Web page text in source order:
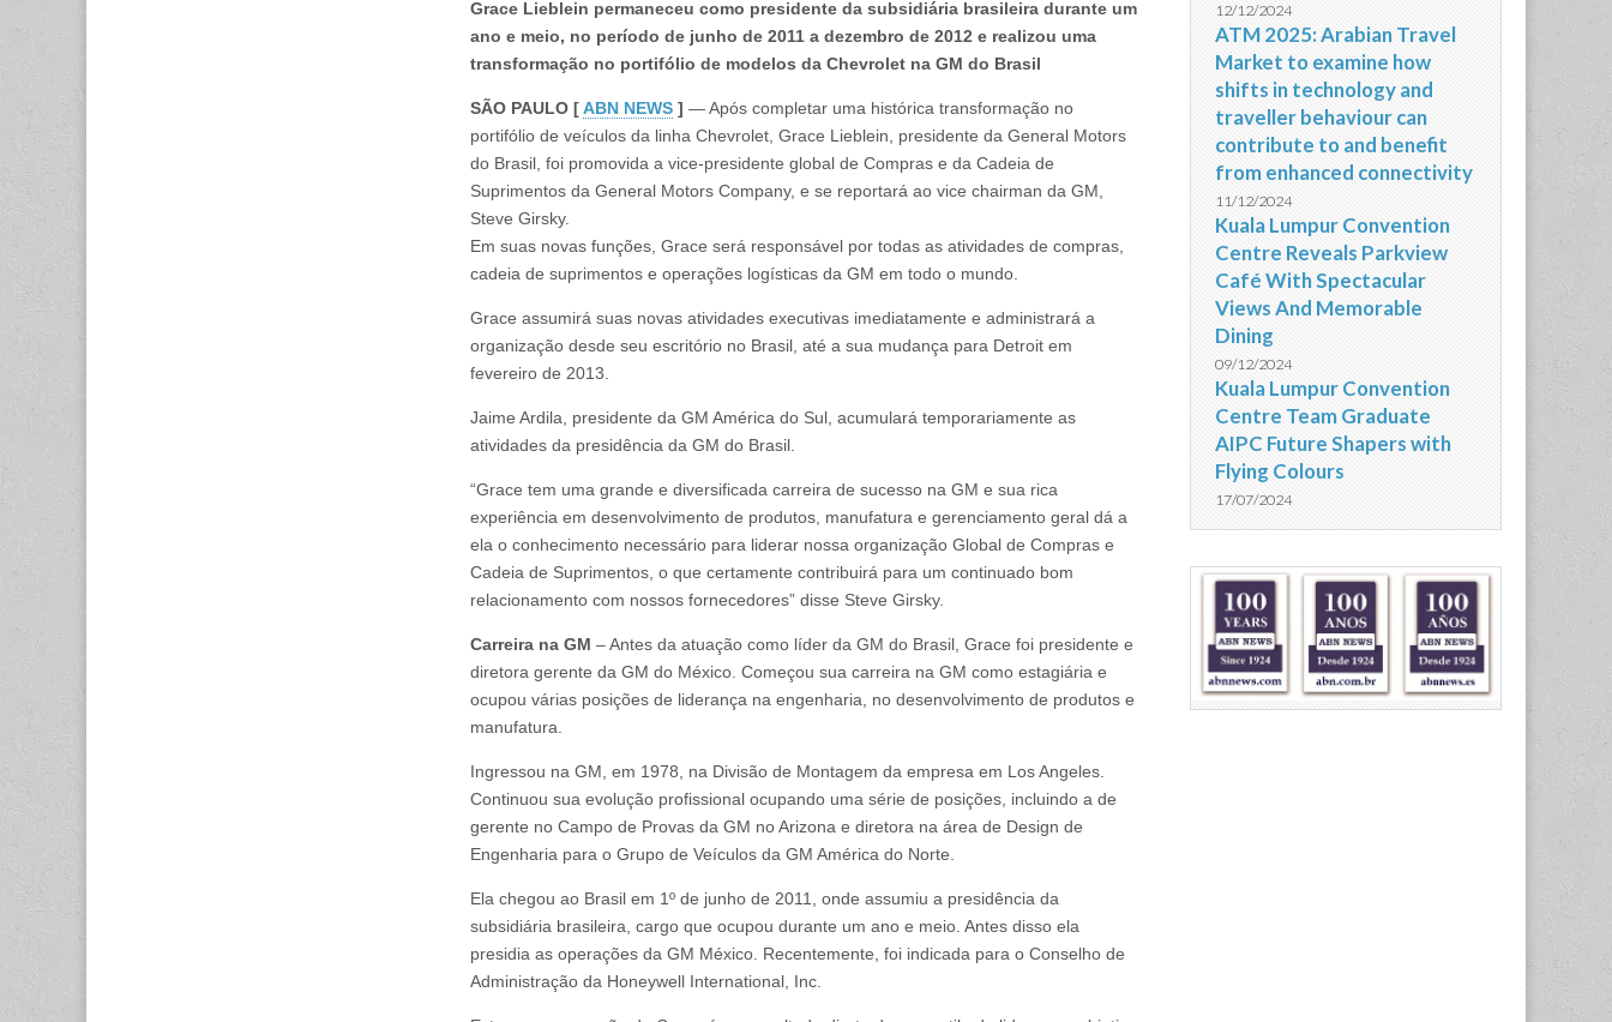
Grace Lieblein permaneceu como presidente da subsidiária brasileira durante um
ano e meio, no período de junho de 2011 a dezembro de 2012 e realizou uma
transformação no portifólio de modelos da Chevrolet na GM do Brasil
SÃO PAULO [ABN NEWS ] — Após completar uma histórica transformação no
portifólio de veículos da linha Chevrolet, Grace Lieblein, presidente da General Motors
do Brasil, foi promovida a vice-presidente global de Compras e da Cadeia de
Suprimentos da General Motors Company, e se reportará ao vice chairman da GM,
Steve Girsky.
Em suas novas funções, Grace será responsável por todas as atividades de compras,
cadeia de suprimentos e operações logísticas da GM em todo o mundo.
Grace assumirá suas novas atividades executivas imediatamente e administrará a
organização desde seu escritório no Brasil, até a sua mudança para Detroit em
fevereiro de 2013.
Jaime Ardila, presidente da GM América do Sul, acumulará temporariamente as
atividades da presidência da GM do Brasil.
“Grace tem uma grande e diversificada carreira de sucesso na GM e sua rica
experiência em desenvolvimento de produtos, manufatura e gerenciamento geral dá a
ela o conhecimento necessário para liderar nossa organização Global de Compras e
Cadeia de Suprimentos, o que certamente contribuirá para um continuado bom
relacionamento com nossos fornecedores” disse Steve Girsky.
Carreira na GM – Antes da atuação como líder da GM do Brasil, Grace foi presidente e
diretora gerente da GM do México. Começou sua carreira na GM como estagiária e
ocupou várias posições de liderança na engenharia, no desenvolvimento de produtos e
manufatura.
Ingressou na GM, em 1978, na Divisão de Montagem da empresa em Los Angeles.
Continuou sua evolução profissional ocupando uma série de posições, incluindo a de
gerente no Campo de Provas da GM no Arizona e diretora na área de Design de
Engenharia para o Grupo de Veículos da GM América do Norte.
Ela chegou ao Brasil em 1º de junho de 2011, onde assumiu a presidência da
subsidiária brasileira, cargo que ocupou durante um ano e meio. Antes disso ela
presidia as operações da GM México. Recentemente, foi indicada para o Conselho de
Administração da Honeywell International, Inc.
12/12/2024
ATM 2025: Arabian Travel
Market to examine how
shifts in technology and
traveller behaviour can
contribute to and benefit
from enhanced connectivity
11/12/2024
Kuala Lumpur Convention
Centre Reveals Parkview
Café With Spectacular
Views And Memorable
Dining
09/12/2024
Kuala Lumpur Convention
Centre Team Graduate
AIPC Future Shapers with
Flying Colours
17/07/2024